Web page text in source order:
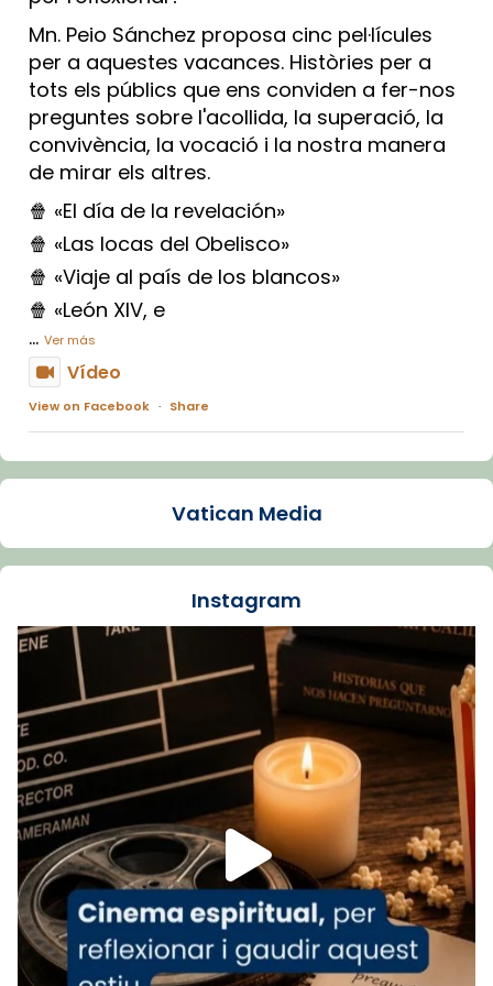
Mn. Peio Sánchez proposa cinc pel·lícules
per a aquestes vacances. Històries per a
tots els públics que ens conviden a fer-nos
preguntes sobre l'acollida, la superació, la
convivència, la vocació i la nostra manera
de mirar els altres.
🍿 «El día de la revelación»
🍿 «Las locas del Obelisco»
🍿 «Viaje al país de los blancos»
🍿 «León XIV, e
... Ver más
Vídeo
View on Facebook · Share
Arquebisbat de Barcelona
La Carmina va patir depressió. Fa gairebé
dos mesos, a l'Estadi Lluís Companys, la
Recupera l'entrevista comp
Vatican
tican News 👇
www.vaticannews.va/es/iglesia/news/2026-
07/carmina-historia-depresion-papa-viaje-
espana-testimoni...
Foto
View on Facebook · Share
Arquebisbat de Barcelona
2 weeks ago
«Avui les santes Juliana i Semproniana ens
Vatican Media
Instagram